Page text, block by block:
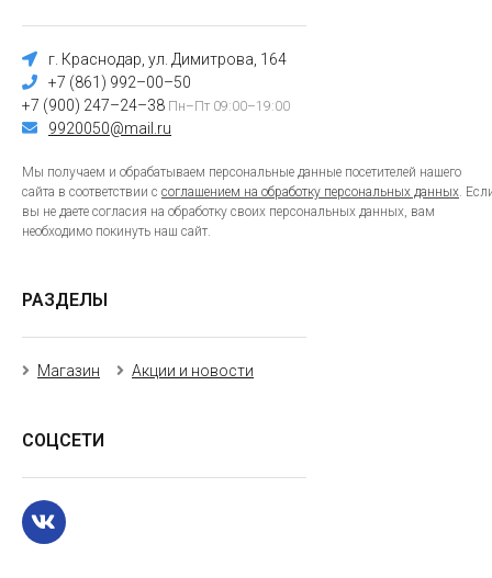
г. Краснодар, ул. Димитрова, 164
+7 (861) 992–00–50
+7 (900) 247–24–38 Пн–Пт 09:00–19:00
9920050@mail.ru
Мы получаем и обрабатываем персональные данные посетителей нашего
сайта в соответствии с соглашением на обработку персональных данных.
вы не даете согласия на обработку своих персональных данных, вам
необходимо покинуть наш сайт.
РАЗДЕЛЫ
Магазин Акции и новости
СОЦСЕТИ